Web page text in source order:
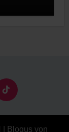
Blogus von